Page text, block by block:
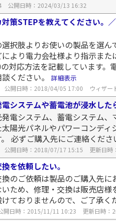
公開日時：2024/03/13 16:32
対策STEPを教えてください。
択肢よりお使いの製品を選ん
より電力会社様より指示また
対応方法を記載しています
ください。
詳細表示
公開日時：2018/04/05 17:00 ウィザー
システムや蓄電池が浸水した
発電システム、蓄電システム
陽光パネルやパワーコンデ
必ずご購入先にご連絡くだ
公開日時：2018/07/17 15:15 更新日
を依頼したい。
のご依頼は製品のご購入先
いため、修理・交換は販売店
ておりませんので、ご了承く
開日時：2015/11/11 10:23 更新日時：